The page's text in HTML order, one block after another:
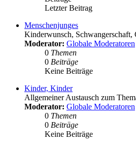
Letzter Beitrag
Menschenjunges
Kinderwunsch, Schwangerschaft,
Moderator: Globale Moderatoren
0 Themen
0 Beiträge
Keine Beiträge
Kinder, Kinder
Allgemeiner Austausch zum
Moderator: Globale Moderatoren
0 Themen
0 Beiträge
Keine Beiträge